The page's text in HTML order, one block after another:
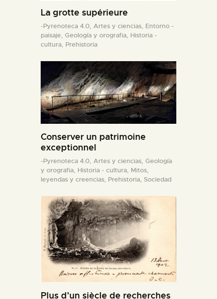
La grotte supérieure
-Pyrenoteca 4.0, Artes y ciencias, Entorno -
paisaje, Geología y orografia, Historia -
cultura, Prehistoria
Conserver un patrimoine
exceptionnel
-Pyrenoteca 4.0, Artes y ciencias, Geología
y orografia, Historia - cultura, Mitos,
leyendas y creencias, Prehistoria, Sociedad
Plus d’un siècle de recherches